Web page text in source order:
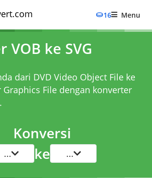
16 Menu
VOB ke SVG
dari DVD Video Object File ke
Graphics File dengan konverter
Konversi
... ke ...